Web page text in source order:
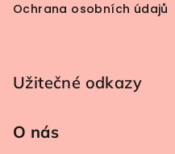
Ochrana osobních údajů
Užitečné odkazy
O nás